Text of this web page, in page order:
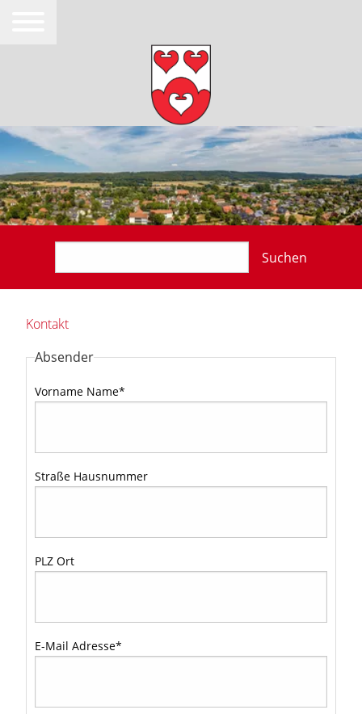
Suchen
Kontakt
Absender
Vorname Name*
Straße Hausnummer
PLZ Ort
E-Mail Adresse*